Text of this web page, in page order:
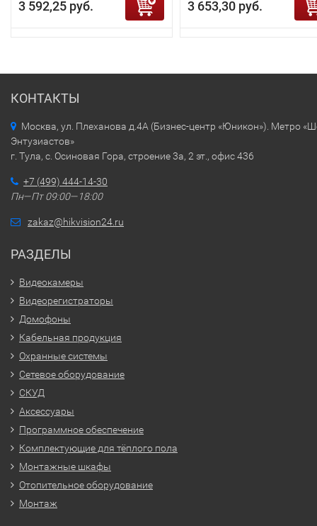
3 592,25 руб. 3 653,30 руб.
КОНТАКТЫ
Москва, ул. Плеханова д.4А (Бизнес-центр «Юникон»). Метро
Энтузиастов»
г. Тула, с. Осиновая Гора, строение 3а, 2 эт., офис 436
+7 (499) 444-14-30
Пн—Пт 09:00—18:00
zakaz@hikvision24.ru
РАЗДЕЛЫ
Видеокамеры
Видеорегистраторы
Домофоны
Кабельная продукция
Охранные системы
Сетевое оборудование
СКУД
Аксессуары
Программное обеспечение
Комплектующие для тёплого пола
Монтажные шкафы
Отопительное оборудование
Монтаж